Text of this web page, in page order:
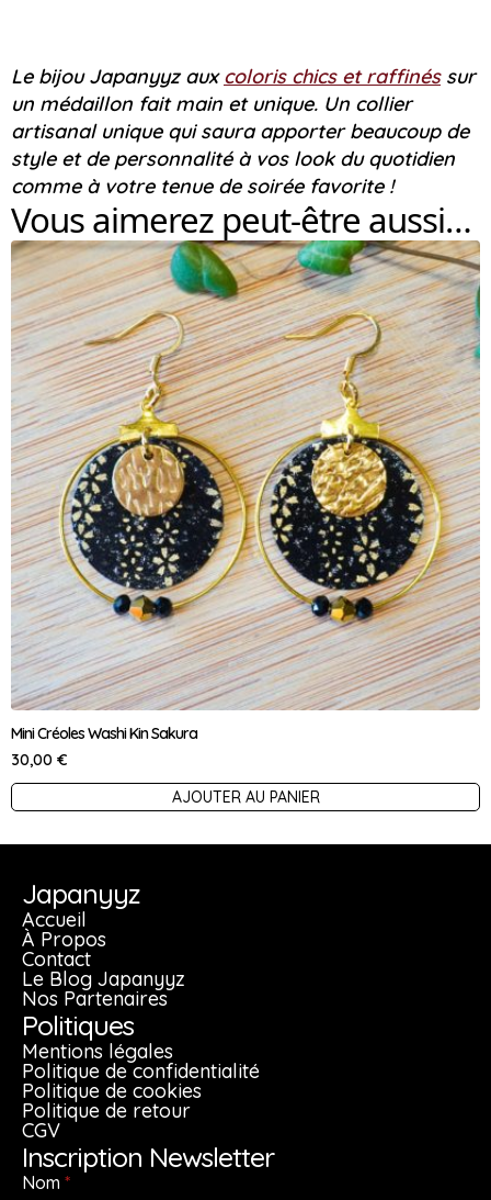
Le bijou Japanyyz auxcoloris chics et raffinéssur
un médaillon fait main et unique. Un collier
artisanal unique qui saura apporter beaucoup de
style et de personnalité à vos look du quotidien
comme à votre tenue de soirée favorite !
Vous aimerez peut-être aussi…
Mini Créoles Washi Kin Sakura
30,00 €
AJOUTER AU PANIER
Japanyyz
Accueil
À Propos
Contact
Le Blog Japanyyz
Nos Partenaires
Politiques
Mentions légales
Politique de confidentialité
Politique de cookies
Politique de retour
CGV
Inscription Newsletter
Nom *